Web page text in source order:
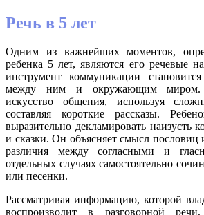
Речь в 5 лет
Одним из важнейших моментов,
ребенка 5 лет, являются его речевые
инструмент коммуникации
между ним и окружающим миром.
искусство общения, используя
составляя короткие рассказы.
выразительно декламировать наизусть
и сказки. Он объясняет смысл пословиц
различия между согласными и
отдельных случаях самостоятельно
или песенки.
Рассматривая информацию, которой
воспроизводит в разговорной